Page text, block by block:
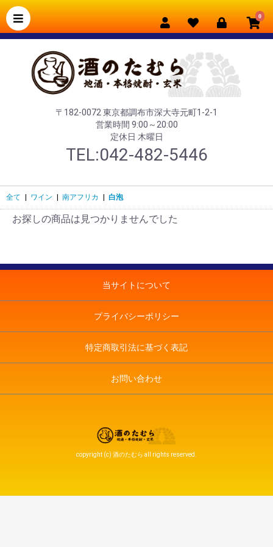
0
〒182-0072 東京都調布市深大寺元町1-2-1
営業時間 9:00～20:00
定休日 木曜日
TEL:042-482-5446
全て ワイン 南アフリカ 白泡
お探しの商品は見つかりませんでした
当サイトについて
プライバシーポリシー
特定商取引法に基づく表記
お問い合わせ
copyright (c) 酒のたむら all rights reserved.